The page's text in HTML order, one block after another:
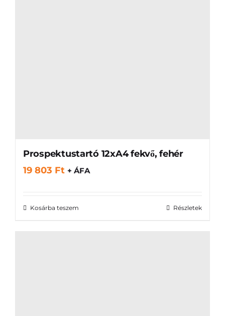
Prospektustartó 12xA4 fekvő, fehér
19 803 Ft + ÁFA
Kosárba teszem Részletek